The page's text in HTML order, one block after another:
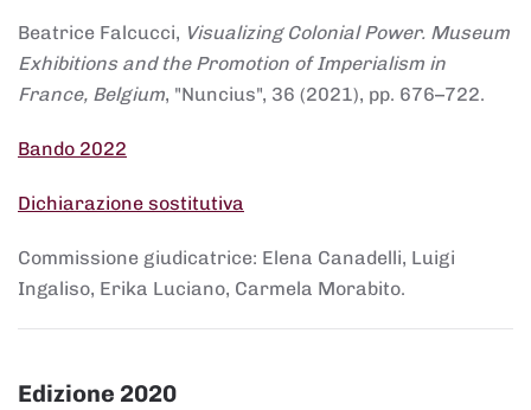
Beatrice Falcucci, Visualizing Colonial Power. Museum
Exhibitions and the Promotion of Imperialism in
France, Belgium, "Nuncius", 36 (2021), pp. 676–722.
Bando 2022
Dichiarazione sostitutiva
Commissione giudicatrice: Elena Canadelli, Luigi
Ingaliso, Erika Luciano, Carmela Morabito.
Edizione 2020